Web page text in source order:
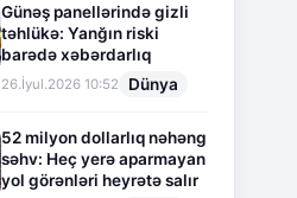
Günəş panellərində gizli
təhlükə: Yanğın riski
barədə xəbərdarlıq
26.İyul.2026 10:52 Dünya
52 milyon dollarlıq nəhəng
səhv: Heç yerə aparmayan
yol görənləri heyrətə salır